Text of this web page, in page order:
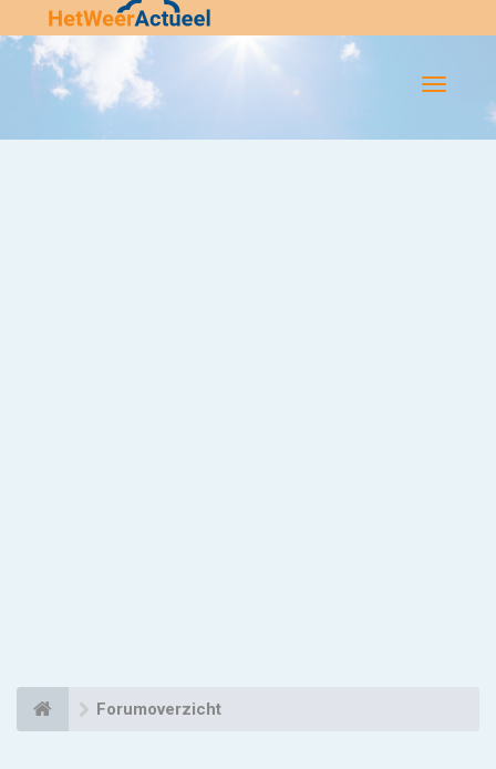
Flip-
Forumoverzicht